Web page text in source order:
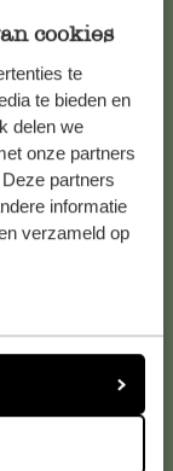
cookies
te
te bieden en
delen we
onze partners
partners
informatie
verzameld op
wenden
lesen Sie hier